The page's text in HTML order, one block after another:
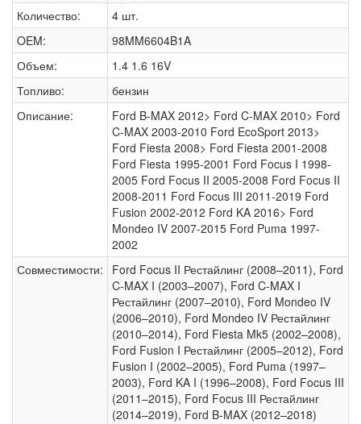
Количество:
4 шт.
OEM:
98MM6604B1A
Объем:
1.4 1.6 16V
Топливо:
бензин
Описание:
Ford B-MAX 2012> Ford C-MAX 2010> Ford
C-MAX 2003-2010 Ford EcoSport 2013>
Ford Fiesta 2008> Ford Fiesta 2001-2008
Ford Fiesta 1995-2001 Ford Focus I 1998-
2005 Ford Focus II 2005-2008 Ford Focus II
2008-2011 Ford Focus III 2011-2019 Ford
Fusion 2002-2012 Ford KA 2016> Ford
Mondeo IV 2007-2015 Ford Puma 1997-
2002
Совместимости:
Ford Focus II Рестайлинг (2008–2011), Ford
C-MAX I (2003–2007), Ford C-MAX I
Рестайлинг (2007–2010), Ford Mondeo IV
(2006–2010), Ford Mondeo IV Рестайлинг
(2010–2014), Ford Fiesta Mk5 (2002–2008),
Ford Fusion I Рестайлинг (2005–2012), Ford
Fusion I (2002–2005), Ford Puma (1997–
2003), Ford KA I (1996–2008), Ford Focus III
(2011–2015), Ford Focus III Рестайлинг
(2014–2019), Ford B-MAX (2012–2018)